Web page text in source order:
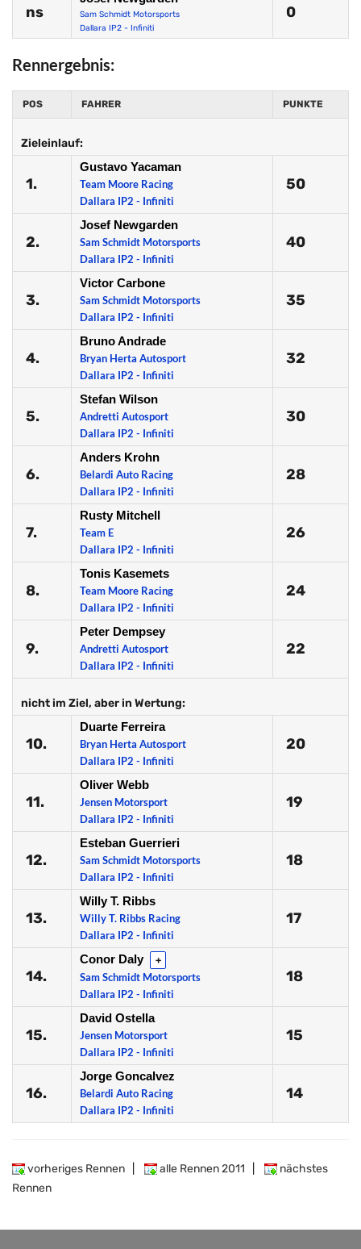
ns
Sam Schmidt Motorsports
Dallara IP2 - Infiniti
0
Rennergebnis:
POS FAHRER PUNKTE
Zieleinlauf:
1.
Gustavo Yacaman
Team Moore Racing
Dallara IP2 - Infiniti
50
2.
Josef Newgarden
Sam Schmidt Motorsports
Dallara IP2 - Infiniti
40
3.
Victor Carbone
Sam Schmidt Motorsports
Dallara IP2 - Infiniti
35
4.
Bruno Andrade
Bryan Herta Autosport
Dallara IP2 - Infiniti
32
5.
Stefan Wilson
Andretti Autosport
Dallara IP2 - Infiniti
30
6.
Anders Krohn
Belardi Auto Racing
Dallara IP2 - Infiniti
28
7.
Rusty Mitchell
Team E
Dallara IP2 - Infiniti
26
8.
Tonis Kasemets
Team Moore Racing
Dallara IP2 - Infiniti
24
9.
Peter Dempsey
Andretti Autosport
Dallara IP2 - Infiniti
22
nicht im Ziel, aber in Wertung:
10.
Duarte Ferreira
Bryan Herta Autosport
Dallara IP2 - Infiniti
20
11.
Oliver Webb
Jensen Motorsport
Dallara IP2 - Infiniti
19
12.
Esteban Guerrieri
Sam Schmidt Motorsports
Dallara IP2 - Infiniti
18
13.
Willy T. Ribbs
Willy T. Ribbs Racing
Dallara IP2 - Infiniti
17
14.
Conor Daly +
Sam Schmidt Motorsports
Dallara IP2 - Infiniti
18
15.
David Ostella
Jensen Motorsport
Dallara IP2 - Infiniti
15
16.
Jorge Goncalvez
Belardi Auto Racing
Dallara IP2 - Infiniti
14
vorheriges Rennen alle Rennen 2011
nächstes
Rennen